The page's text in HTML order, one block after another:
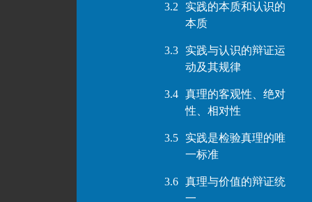
3.2
实践的本质和认识的
本质
3.3
实践与认识的辩证运
动及其规律
3.4
真理的客观性、绝对
性、相对性
3.5
实践是检验真理的唯
一标准
3.6
真理与价值的辩证统
一